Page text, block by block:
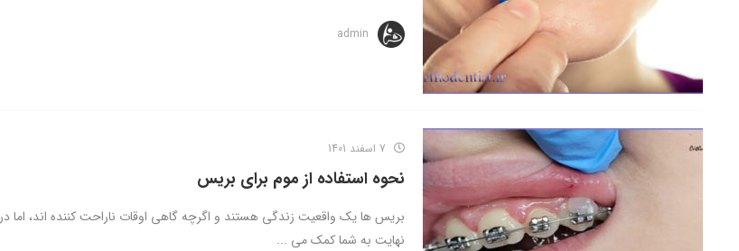
admin
نحوه استفاده از موم برای بریس
بریس ها یک واقعیت زندگی هستند و اگرچه گاهی اوقات ناراحت کننده اند، اما در
نهایت به شما کمک می ...